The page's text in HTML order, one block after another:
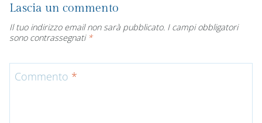
Lascia un commento
Il tuo indirizzo email non sarà pubblicato. I campi obbligatori
sono contrassegnati *
Commento *